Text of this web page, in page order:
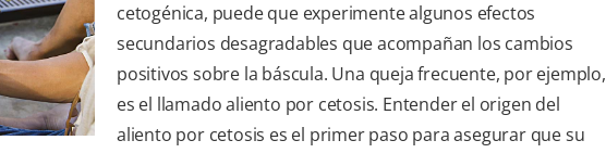
cetogénica, puede que experimente algunos efectos
secundarios desagradables que acompañan los cambios
positivos sobre la báscula. Una queja frecuente, por ejemplo,
es el llamado aliento por cetosis. Entender el origen del
aliento por cetosis es el primer paso para asegurar que su